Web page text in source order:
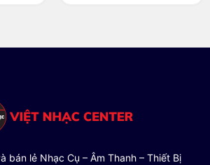
bán lẻ Nhạc Cụ – Âm Thanh – Thiết Bị